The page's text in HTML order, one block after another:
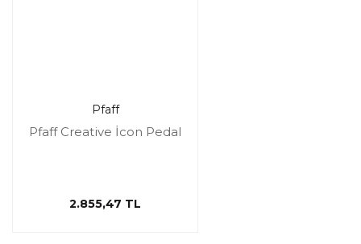
Pfaff
Pfaff Creative İcon Pedal
2.855,47 TL